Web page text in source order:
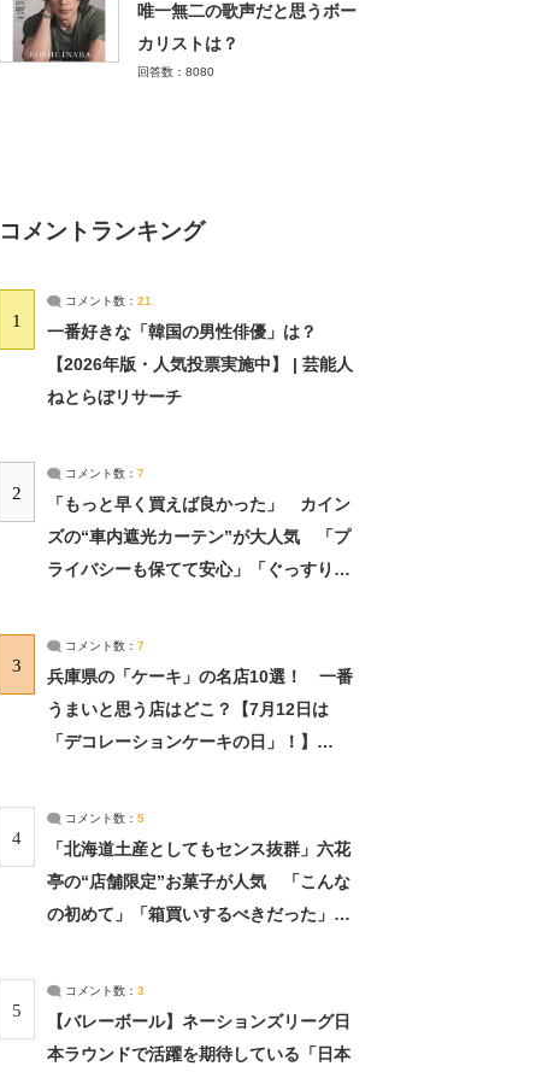
唯一無二の歌声だと思うボー
カリストは？
回答数：8080
コメントランキング
1
コメント数： 21
一番好きな「韓国の男性俳優」は？
【2026年版・人気投票実施中】 | 芸能人
ねとらぼリサーチ
2
コメント数： 7
「もっと早く買えば良かった」 カイン
ズの“車内遮光カーテン”が大人気 「プ
ライバシーも保てて安心」「ぐっすり眠
3
コメント数： 7
兵庫県の「ケーキ」の名店10選！ 一番
うまいと思う店はどこ？【7月12日は
「デコレーションケーキの日」！】
4
コメント数： 5
「北海道土産としてもセンス抜群」六花
亭の“店舗限定”お菓子が人気 「こんな
の初めて」「箱買いするべきだった」
5
コメント数： 3
【バレーボール】ネーションズリーグ日
本ラウンドで活躍を期待している「日本